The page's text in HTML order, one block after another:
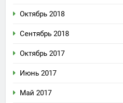
Октябрь 2018
Сентябрь 2018
Октябрь 2017
Июнь 2017
Май 2017